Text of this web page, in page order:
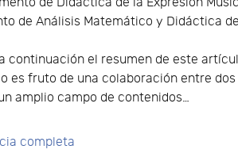
de Análisis Matemático y Didáctica
continuación el resumen de este
es fruto de una colaboración entre
amplio campo de contenidos…
completa